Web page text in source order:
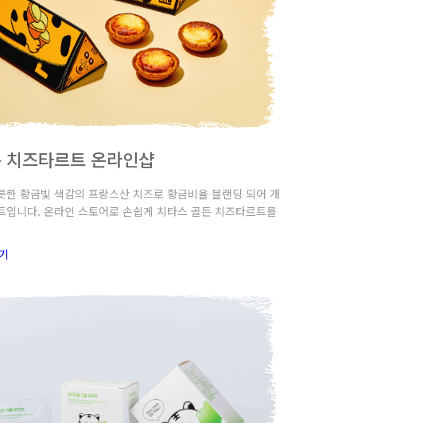
치즈타르트 온라인샵
한 황금빛 색감의 프랑스산 치즈로 황금비율 블랜딩 되어 개
입니다. 온라인 스토어로 손쉽게 치타스 골든 치즈타르트를